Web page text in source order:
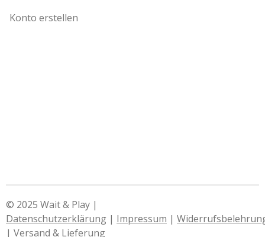
Konto erstellen
© 2025 Wait & Play |
Datenschutzerklärung | Impressum |
| Versand & Lieferung